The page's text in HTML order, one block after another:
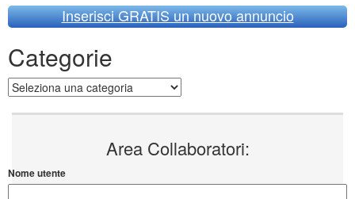
Inserisci GRATIS un nuovo annuncio
Categorie
Categorie
Area Collaboratori:
Nome utente